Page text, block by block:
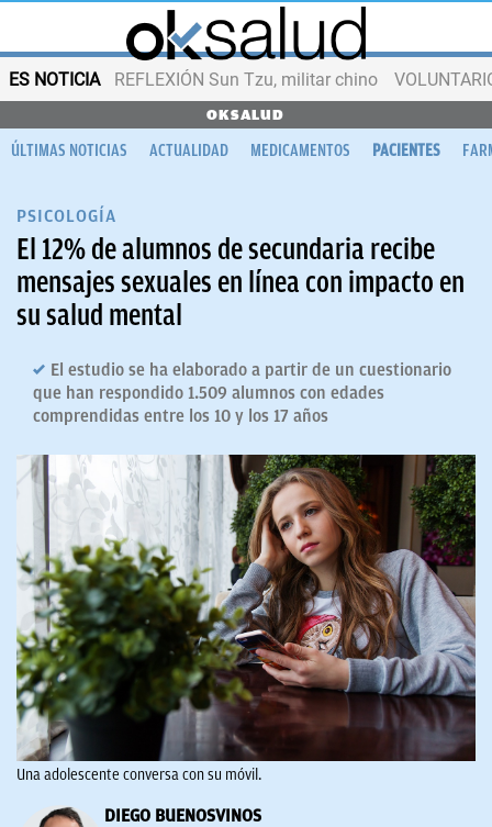
ES NOTICIA REFLEXIÓN Sun Tzu, militar chino
OKSALUD
ÚLTIMAS NOTICIAS ACTUALIDAD MEDICAMENTOS PACIENTES
PSICOLOGÍA
El 12% de alumnos de secundaria recibe
mensajes sexuales en línea con impacto en
su salud mental
El estudio se ha elaborado a partir de un cuestionario
que han respondido 1.509 alumnos con edades
comprendidas entre los 10 y los 17 años
Una adolescente conversa con su móvil.
DIEGO BUENOSVINOS